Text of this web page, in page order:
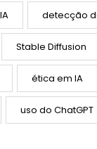
detecção
Stable Diffusion
ética em IA
uso do ChatGPT